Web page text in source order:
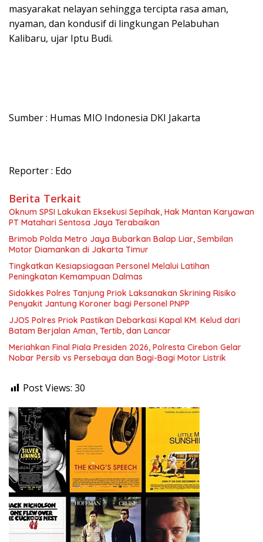
masyarakat nelayan sehingga tercipta rasa aman,
nyaman, dan kondusif di lingkungan Pelabuhan
Kalibaru, ujar Iptu Budi.
Sumber : Humas MIO Indonesia DKI Jakarta
Reporter : Edo
Berita Terkait
Oknum SPSI Lakukan Eksekusi Sepihak, Hak Mantan Karyawan
PT Matahari Sentosa Jaya Terabaikan
Brimob Polda Metro Jaya Bubarkan Balap Liar, Sembilan
Motor Diamankan di Jakarta Timur
Tingkatkan Kesiapsiagaan Personel Melalui Latihan
Peningkatan Kemampuan Dalmas
Sidokkes Polres Tanjung Priok Laksanakan Skrining Risiko
Penyakit Jantung Koroner bagi Personel PNPP
JJOS Polres Priok Pastikan Debarkasi Kapal KM. Kelud dari
Batam Berjalan Aman, Tertib, dan Lancar
Meriahkan Final Piala Presiden 2026, Polresta Cirebon Gelar
Nobar Persib vs Persebaya dan Bagi-Bagi Motor Listrik
Post Views: 30